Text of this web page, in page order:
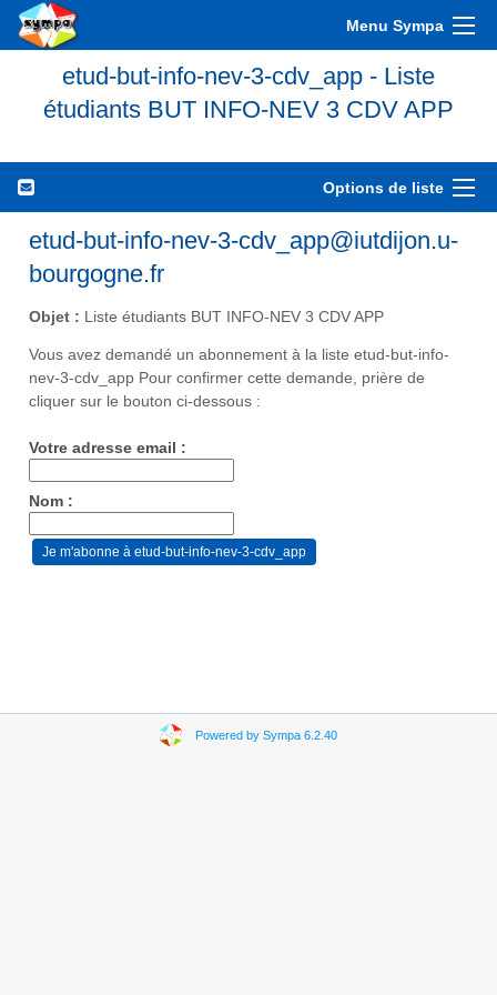
Menu Sympa
etud-but-info-nev-3-cdv_app - Liste
étudiants BUT INFO-NEV 3 CDV APP
Options de liste
etud-but-info-nev-3-cdv_app@iutdijon.u-
bourgogne.fr
Objet : Liste étudiants BUT INFO-NEV 3 CDV APP
Vous avez demandé un abonnement à la liste etud-but-info-
nev-3-cdv_app Pour confirmer cette demande, prière de
cliquer sur le bouton ci-dessous :
Votre adresse email :
Nom :
Powered by Sympa 6.2.40